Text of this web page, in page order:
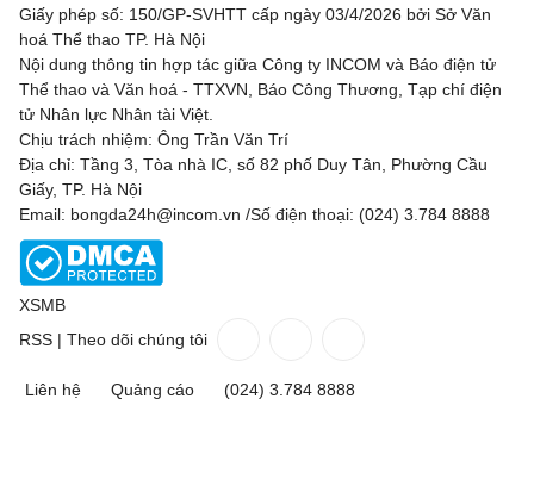
Giấy phép số: 150/GP-SVHTT cấp ngày 03/4/2026 bởi Sở Văn
hoá Thể thao TP. Hà Nội
Nội dung thông tin hợp tác giữa Công ty INCOM và Báo điện tử
Thể thao và Văn hoá - TTXVN, Báo Công Thương, Tạp chí điện
tử Nhân lực Nhân tài Việt.
Chịu trách nhiệm: Ông Trần Văn Trí
Địa chỉ: Tầng 3, Tòa nhà IC, số 82 phố Duy Tân, Phường Cầu
Giấy, TP. Hà Nội
Email: bongda24h@incom.vn /Số điện thoại: (024) 3.784 8888
XSMB
RSS | Theo dõi chúng tôi
Liên hệ Quảng cáo (024) 3.784 8888